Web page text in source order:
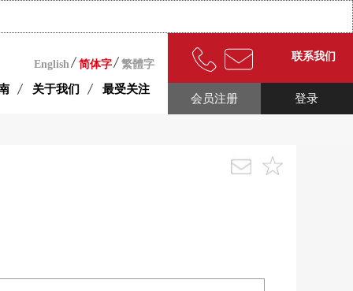
English 简体字 繁體字
关于我们 最受关注
联系我们
登录
会员注册